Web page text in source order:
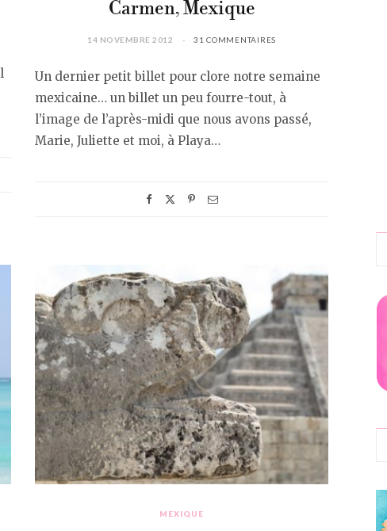
Carmen, Mexique
14 NOVEMBRE 2012 31 COMMENTAIRES
Un dernier petit billet pour clore notre semaine
mexicaine… un billet un peu fourre-tout, à
l’image de l’après-midi que nous avons passé,
Marie, Juliette et moi, à Playa…
MEXIQUE